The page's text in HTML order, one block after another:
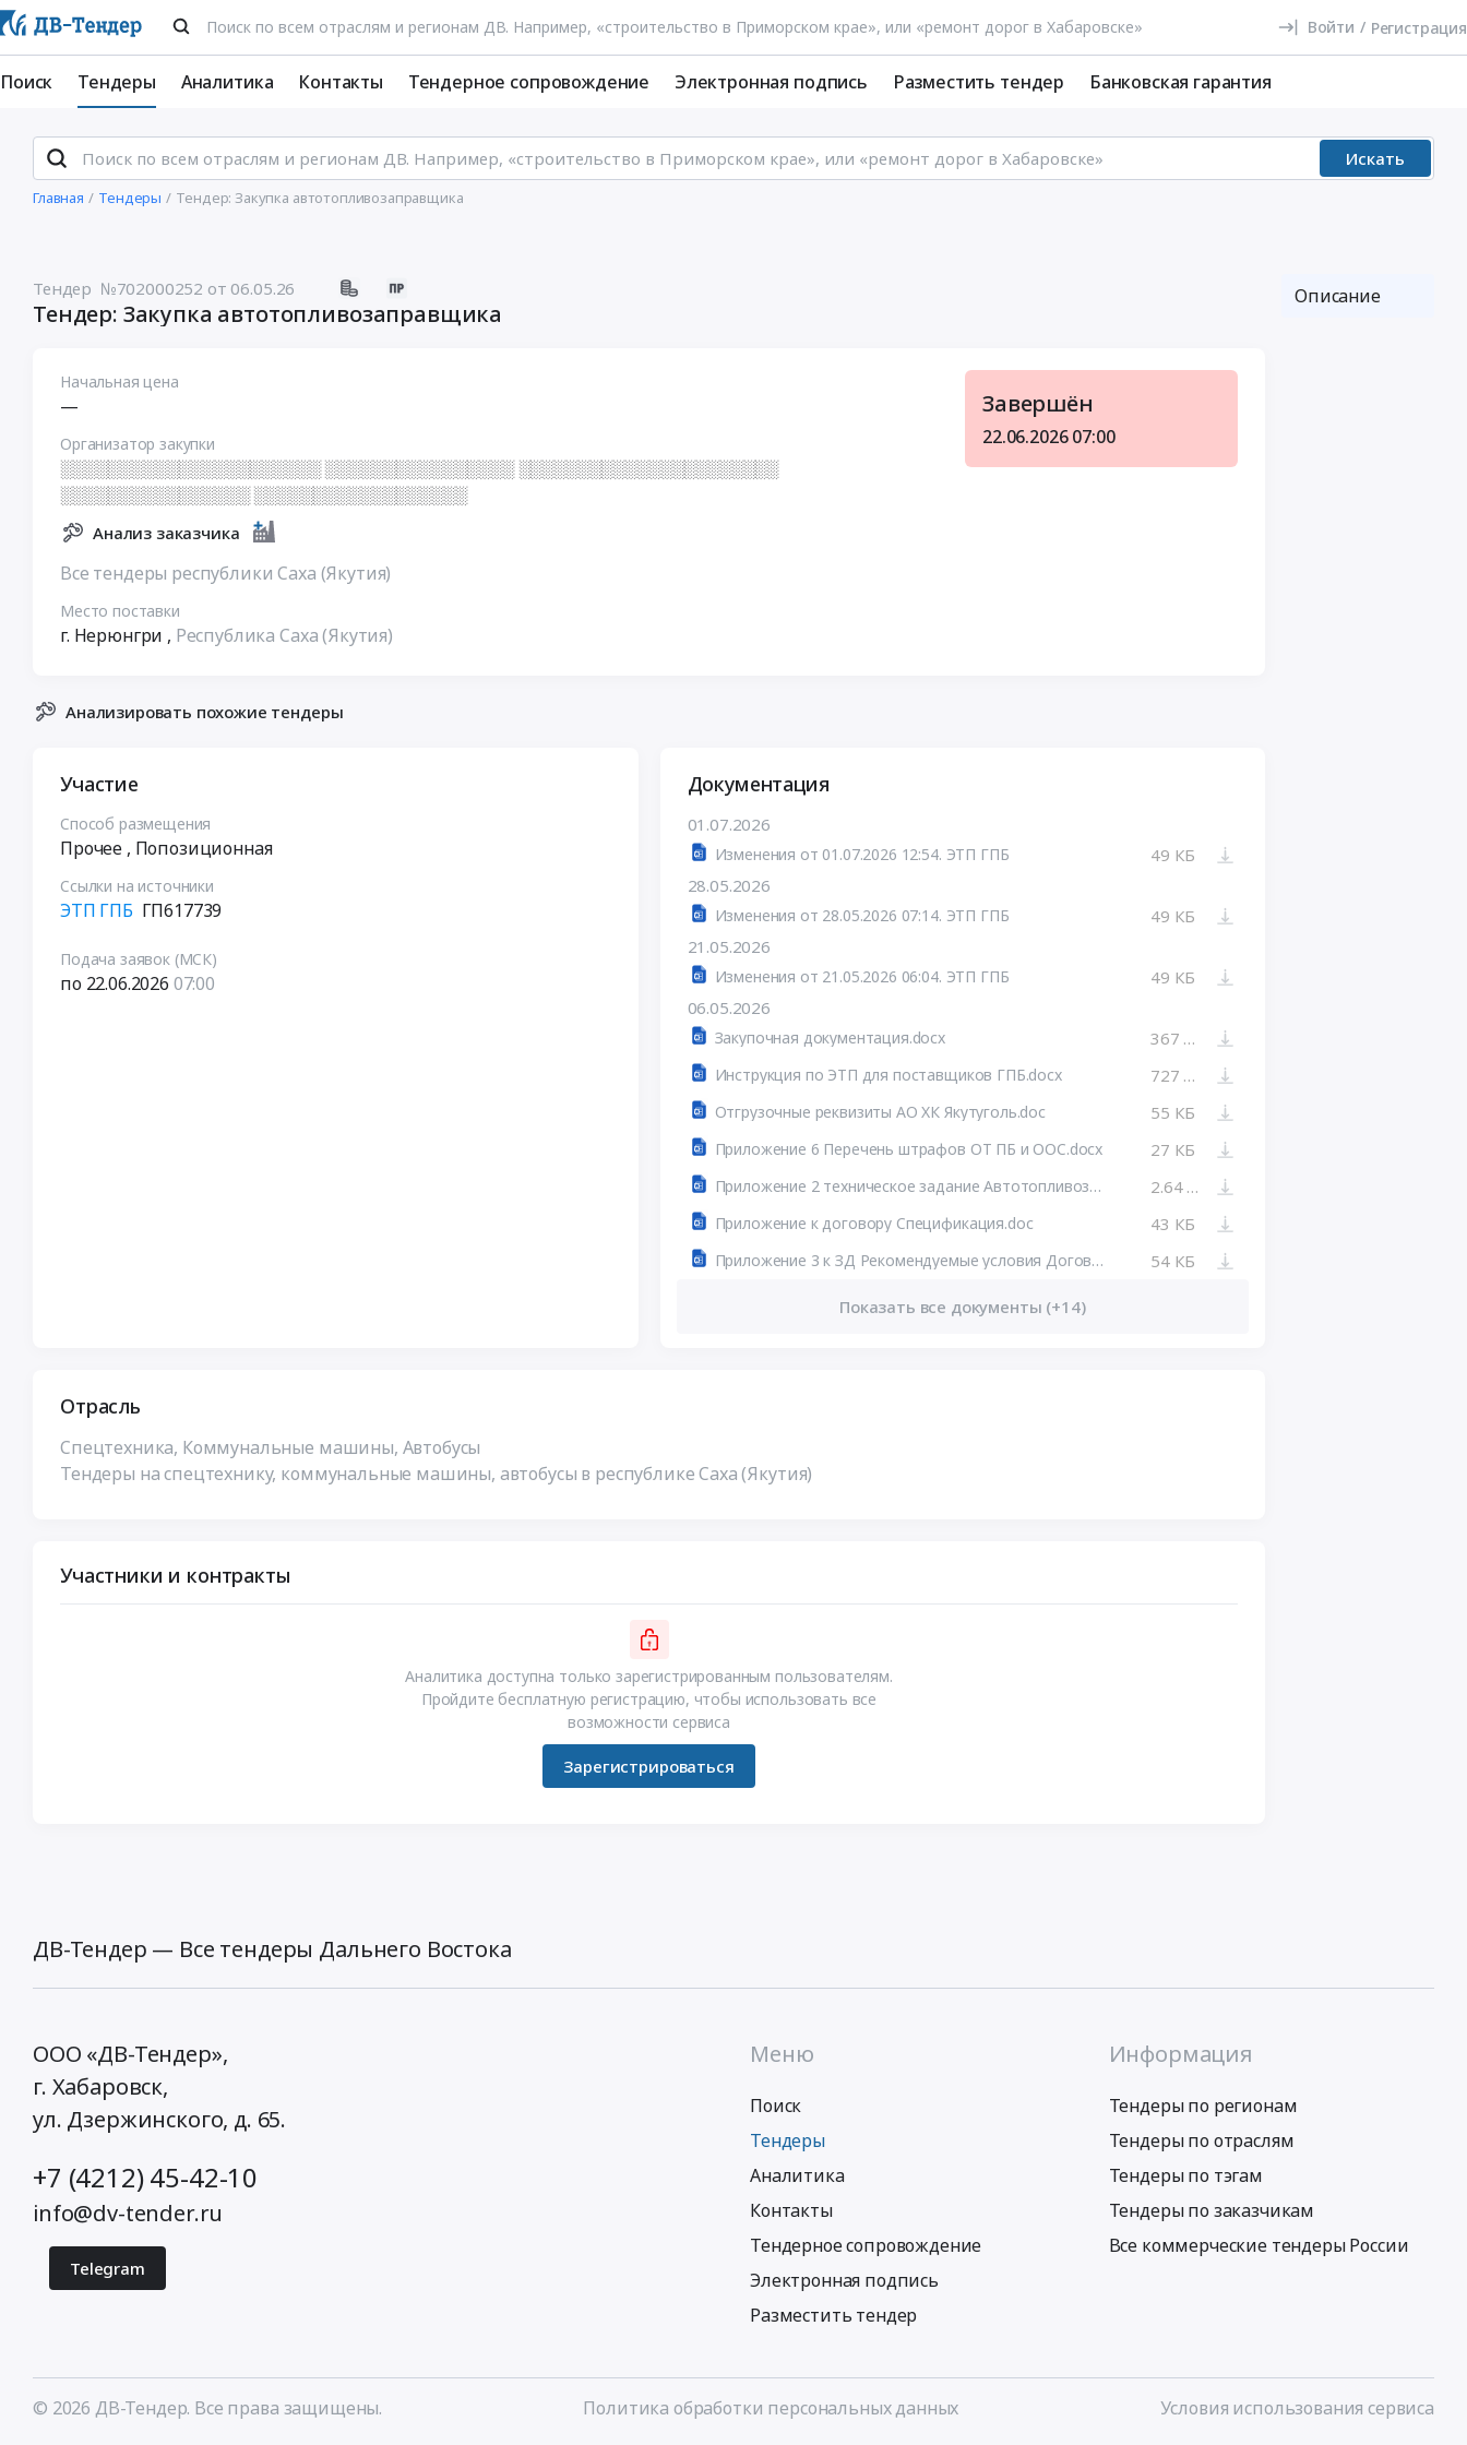
Войти / Регистрация
Поиск Тендеры Аналитика Контакты Тендерное сопровождение Электронная подпись Разместить тендер Банковская гарантия
Искать
Главная Тендеры Тендер: Закупка автотопливозаправщика
Тендер №702000252 от 06.05.26
Тендер: Закупка автотопливозаправщика
Начальная цена
—
Организатор закупки
░░░░░░░░░░░░░░░░░░░░░░ ░░░░░░░░░░░░░░░░ ░░░░░░░░░░░░░░░░░░░░░░
░░░░░░░░░░░░░░░░ ░░░░░░░░░░░░░░░░░░
Анализ заказчика
Все тендеры республики Саха (Якутия)
Место поставки
г. Нерюнгри , Республика Саха (Якутия)
Завершён
22.06.2026 07:00
Анализировать похожие тендеры
Участие
Способ размещения
Прочее , Попозиционная
Ссылки на источники
ЭТП ГПБ ГП617739
Подача заявок (МСК)
по 22.06.2026 07:00
Документация
01.07.2026
Изменения от 01.07.2026 12:54. ЭТП ГПБ
49 КБ
28.05.2026
Изменения от 28.05.2026 07:14. ЭТП ГПБ
49 КБ
21.05.2026
Изменения от 21.05.2026 06:04. ЭТП ГПБ
49 КБ
06.05.2026
Закупочная документация.docx 367 КБ
Инструкция по ЭТП для поcтавщиков ГПБ.docx 727 КБ
Отгрузочные реквизиты АО ХК Якутуголь.doc 55 КБ
Приложение 6 Перечень штрафов ОТ ПБ и ООС.docx 27 КБ
Приложение 2 техническое задание Автотопливозаправщик .doc 2.64 МБ
Приложение к договору Спецификация.doc 43 КБ
Приложение 3 к ЗД Рекомендуемые условия Договора.docx 54 КБ
Показать все документы (+14)
Отрасль
Спецтехника, Коммунальные машины, Автобусы
Тендеры на спецтехнику, коммунальные машины, автобусы в республике Саха (Якутия)
Участники и контракты
Аналитика доступна только зарегистрированным пользователям.
Пройдите бесплатную регистрацию, чтобы использовать все
возможности сервиса
Зарегистрироваться
Описание
ДВ-Тендер — Все тендеры Дальнего Востока
ООО «ДВ-Тендер»,
г. Хабаровск,
ул. Дзержинского, д. 65.
+7 (4212) 45-42-10
info@dv-tender.ru
Telegram
Меню
Поиск
Тендеры
Аналитика
Контакты
Тендерное сопровождение
Электронная подпись
Разместить тендер
Информация
Тендеры по регионам
Тендеры по отраслям
Тендеры по тэгам
Тендеры по заказчикам
Все коммерческие тендеры России
© 2026 ДВ-Тендер. Все права защищены. Политика обработки персональных данных Условия использования сервиса